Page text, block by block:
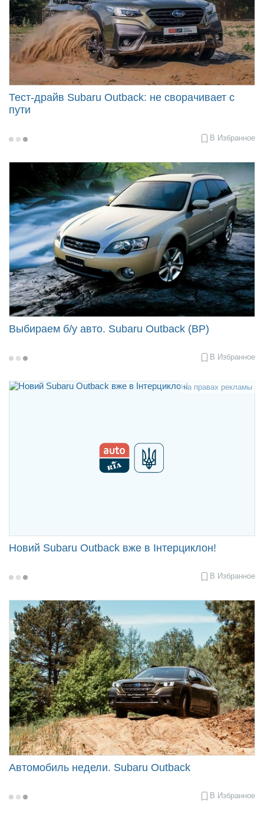
Тест-драйв Subaru Outback: не сворачивает с
пути
2021-
В Избранное
Выбираем б/у авто. Subaru Outback (BP)
2021-
11:00
В Избранное
на правах рекламы
Новий Subaru Outback вже в Інтерциклон!
2021-
08:33
В Избранное
Автомобиль недели. Subaru Outback
2021-
В Избранное